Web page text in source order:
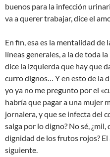
buenos para la infección
va a querer trabajar, dice el
En fin, esa es la mentalidad
líneas generales, a la de toda
dice la izquierda que hay que
curro dignos… Y en esto de la
yo ya no me pregunto por el
habría que pagar a una mujer
jornalera, y que se infecta del
salga por lo digno? No sé,
dignidad de los frutos rojos?
siguiente.